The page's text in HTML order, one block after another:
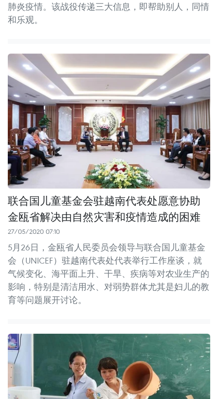
肺炎疫情。该战役传递三大信息，即帮助别人，同情
和乐观。
联合国儿童基金会驻越南代表处愿意协助
金瓯省解决由自然灾害和疫情造成的困难
27/05/2020 07:10
5月26日，金瓯省人民委员会领导与联合国儿童基金
会（UNICEF）驻越南代表处代表举行工作座谈，就
气候变化、海平面上升、干旱、疾病等对农业生产的
影响，特别是清洁用水、对弱势群体尤其是妇儿的教
育等问题展开讨论。